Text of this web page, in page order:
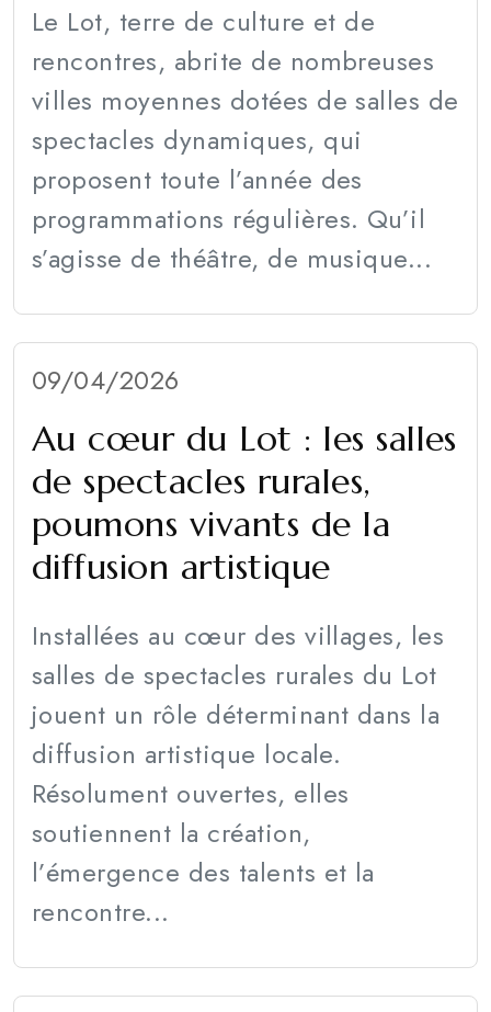
Le Lot, terre de culture et de
rencontres, abrite de nombreuses
villes moyennes dotées de salles de
spectacles dynamiques, qui
proposent toute l’année des
programmations régulières. Qu’il
s’agisse de théâtre, de musique...
09/04/2026
Au cœur du Lot : les salles
de spectacles rurales,
poumons vivants de la
diffusion artistique
Installées au cœur des villages, les
salles de spectacles rurales du Lot
jouent un rôle déterminant dans la
diffusion artistique locale.
Résolument ouvertes, elles
soutiennent la création,
l’émergence des talents et la
rencontre...